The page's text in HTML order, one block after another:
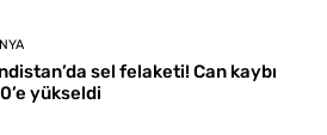
sel felaketi! Can kaybı
yükseldi